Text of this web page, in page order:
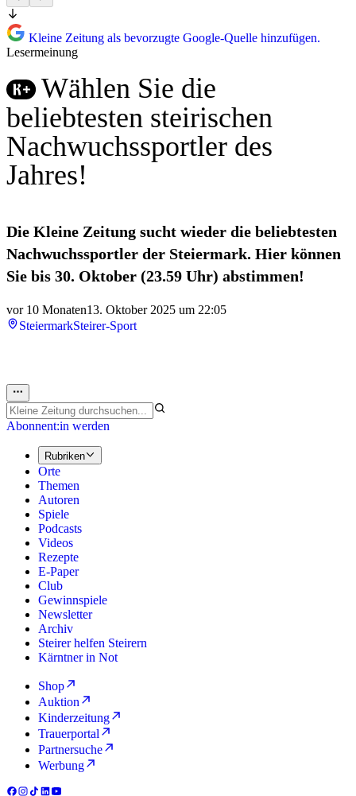
Kleine Zeitung als bevorzugte Google-Quelle hinzufügen.
Lesermeinung
Wählen Sie die
beliebtesten steirischen
Nachwuchssportler des
Jahres!
Die Kleine Zeitung sucht wieder die beliebtesten
Nachwuchssportler der Steiermark. Hier können
Sie bis 30. Oktober (23.59 Uhr) abstimmen!
vor 10 Monaten13. Oktober 2025 um 22:05
SteiermarkSteirer-Sport
Abonnent:in werden
Rubriken
Orte
Themen
Autoren
Spiele
Podcasts
Videos
Rezepte
E-Paper
Club
Gewinnspiele
Newsletter
Archiv
Steirer helfen Steirern
Kärntner in Not
Shop
Auktion
Kinderzeitung
Trauerportal
Partnersuche
Werbung